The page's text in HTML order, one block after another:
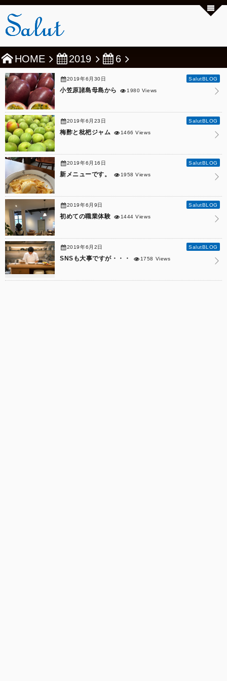
HOME 2019 6
2019年6月30日 SalutBLOG
小笠原諸島母島から 1980 Views
2019年6月23日 SalutBLOG
梅酢と枇杷ジャム 1466 Views
2019年6月16日 SalutBLOG
新メニューです。 1958 Views
2019年6月9日 SalutBLOG
初めての職業体験 1444 Views
2019年6月2日 SalutBLOG
SNSも大事ですが・・・ 1758 Views